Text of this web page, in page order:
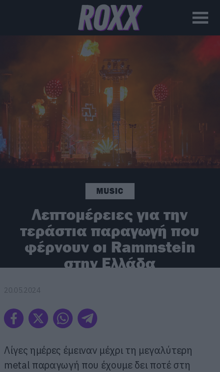
MUSIC
Λεπτομέρειες για την
τεράστια παραγωγή που
φέρνουν οι Rammstein
στην Ελλάδα
20.05.2024
Λίγες ημέρες έμειναν μέχρι τη μεγαλύτερη
metal παραγωγή που έχουμε δει ποτέ στη